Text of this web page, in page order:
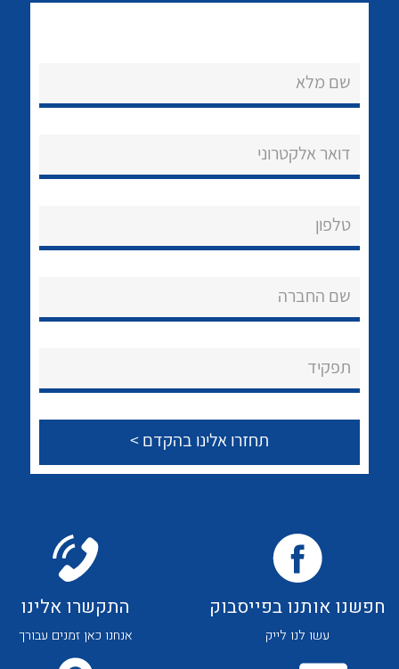
שם מלא
דואר אלקטרוני
טלפון
שם החברה
תפקיד
חפשנו אותנו בפייסבוק
עשו לנו לייק
התקשרו אלינו
אנחנו כאן זמנים עבורך